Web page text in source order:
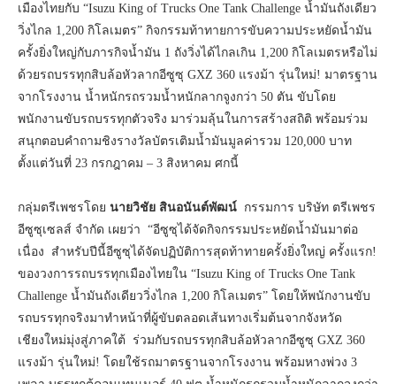
เมืองไทยกับ “Isuzu King of Trucks One Tank Challenge น้ำมันถังเดียว
วิ่งไกล 1,200 กิโลเมตร” กิจกรรมท้าทายการขับความประหยัดน้ำมัน
ครั้งยิ่งใหญ่กับภารกิจน้ำมัน 1 ถังวิ่งได้ไกลเกิน 1,200 กิโลเมตรหรือไม่
ด้วยรถบรรทุกสิบล้อหัวลากอีซูซุ GXZ 360 แรงม้า รุ่นใหม่! มาตรฐาน
จากโรงงาน น้ำหนักรถรวมน้ำหนักลากจูงกว่า 50 ตัน ขับโดย
พนักงานขับรถบรรทุกตัวจริง มาร่วมลุ้นในการสร้างสถิติ พร้อมร่วม
สนุกตอบคำถามชิงรางวัลบัตรเติมน้ำมันมูลค่ารวม 120,000 บาท
ตั้งแต่วันที่ 23 กรกฎาคม – 3 สิงหาคม ศกนี้
กลุ่มตรีเพชรโดย นายวิชัย สินอนันต์พัฒน์ กรรมการ บริษัท ตรีเพชร
อีซูซุเซลส์ จำกัด เผยว่า “อีซูซุได้จัดกิจกรรมประหยัดน้ำมันมาต่อ
เนื่อง สำหรับปีนี้อีซูซุได้จัดปฏิบัติการสุดท้าทายครั้งยิ่งใหญ่ ครั้งแรก!
ของวงการรถบรรทุกเมืองไทยใน “Isuzu King of Trucks One Tank
Challenge น้ำมันถังเดียววิ่งไกล 1,200 กิโลเมตร” โดยให้พนักงานขับ
รถบรรทุกจริงมาทำหน้าที่ผู้ขับตลอดเส้นทางเริ่มต้นจากจังหวัด
เชียงใหม่มุ่งสู่ภาคใต้ ร่วมกับรถบรรทุกสิบล้อหัวลากอีซูซุ GXZ 360
แรงม้า รุ่นใหม่! โดยใช้รถมาตรฐานจากโรงงาน พร้อมหางพ่วง 3